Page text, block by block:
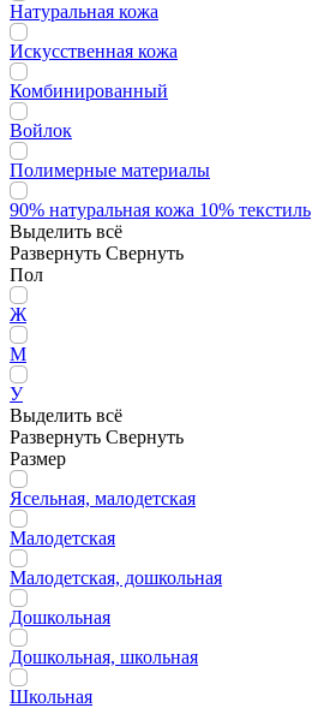
Натуральная кожа
Искусственная кожа
Комбинированный
Войлок
Полимерные материалы
90% натуральная кожа 10% текстиль
Выделить всё
Развернуть Свернуть
Пол
Ж
М
У
Выделить всё
Развернуть Свернуть
Размер
Ясельная, малодетская
Малодетская
Малодетская, дошкольная
Дошкольная
Дошкольная, школьная
Школьная